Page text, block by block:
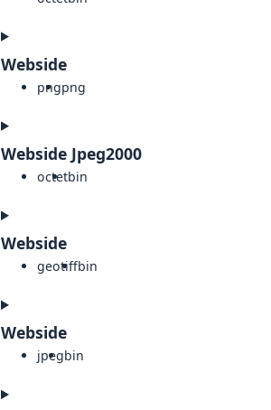
Webside
pngpng
Webside Jpeg2000
octetbin
Webside
geotiffbin
Webside
jpegbin